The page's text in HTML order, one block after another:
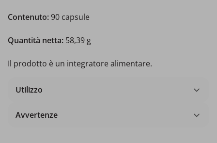
Contenuto:90 capsule
Quantità netta: 58,39 g
Il prodotto è un integratore alimentare.
Utilizzo
Avvertenze